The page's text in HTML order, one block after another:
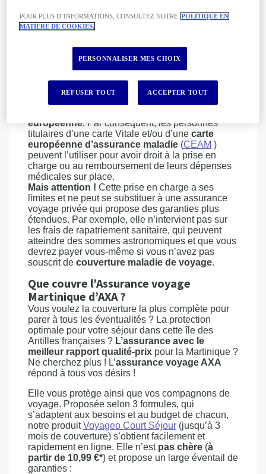
1).
Ce phénomène s’appelle "la maladie des loisirs"
Découvrez nos conseilspour éviter de faire partie
de cette statistique !
Est-ce que ma carte Vitale ou ma CEAM suffit si
je tombe malade en Martinique ?
Collectivité territoriale de la République française,
européenne. Par conséquent, les personnes
titulaires d’une carte Vitale et/ou d’une carte
européenne d’assurance maladie (CEAM )
peuvent l’utiliser pour avoir droit à la prise en
charge ou au remboursement de leurs dépenses
médicales sur place.
Mais attention ! Cette prise en charge a ses
limites et ne peut se substituer à une assurance
voyage privée qui propose des garanties plus
étendues. Par exemple, elle n’intervient pas sur
les frais de rapatriement sanitaire, qui peuvent
atteindre des sommes astronomiques et que vous
devrez payer vous-même si vous n’avez pas
souscrit de couverture maladie de voyage.
Que couvre l’Assurance voyage
Martinique d’AXA ?
Vous voulez la couverture la plus complète pour
parer à tous les éventualités ? La protection
optimale pour votre séjour dans cette île des
Antilles françaises ? L’assurance avec le
meilleur rapport qualité-prix pour la Martinique ?
Ne cherchez plus ! L’assurance voyage AXA
répond à tous vos désirs !
Elle vous protège ainsi que vos compagnons de
voyage. Proposée selon 3 formules, qui
s’adaptent aux besoins et au budget de chacun,
notre produitVoyageo Court Séjour (jusqu’à 3
mois de couverture) s’obtient facilement et
rapidement en ligne. Elle n’est pas chère (à
partir de 10,99 €*) et propose un large éventail de
garanties :
POUR PLUS D’INFORMATIONS, CONSULTEZ NOTRE POLITIQUE EN
MATIERE DE COOKIES.
PERSONNALISER MES CHOIX
REFUSER TOUT ACCEPTER TOUT